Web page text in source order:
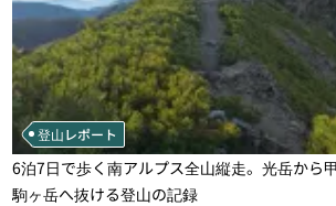
登山レポート
6泊7日で歩く南アルプス全山縦走。光岳から
駒ヶ岳へ抜ける登山の記録